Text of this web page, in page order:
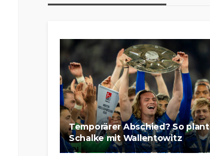
Temporärer Abschied? So plant
Schalke mit Wallentowitz